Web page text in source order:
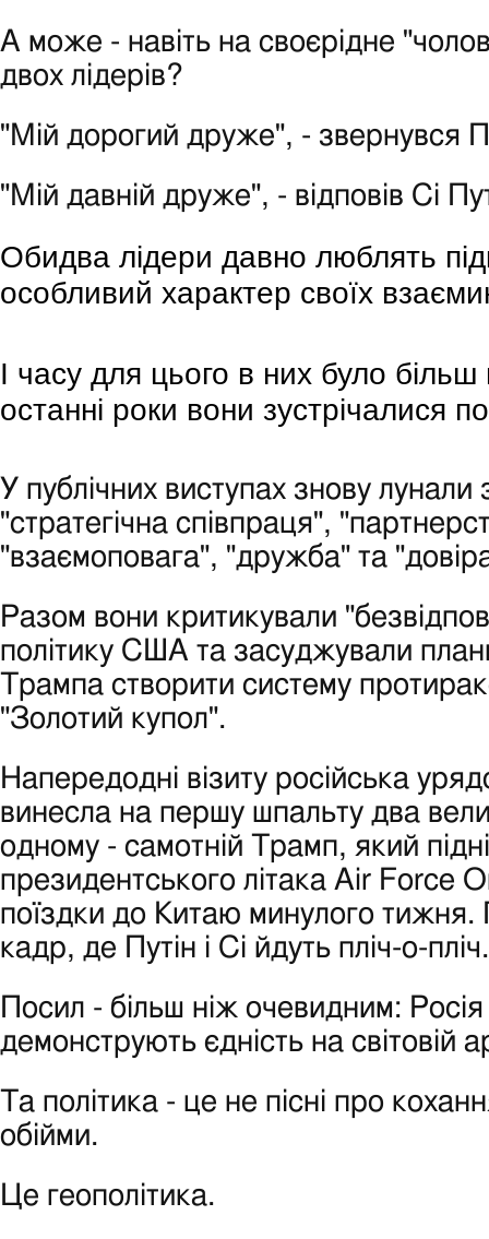
А може - навіть на своєрідне
двох лідерів?
"Мій дорогий друже", - звернувся
"Мій давній друже", - відповів Сі
Обидва лідери давно люблять
особливий характер своїх
І часу для цього в них було більш
останні роки вони зустрічалися
У публічних виступах знову
"стратегічна співпраця",
"взаємоповага", "дружба" та
Разом вони критикували
політику США та засуджували
Трампа створити систему
"Золотий купол".
Напередодні візиту російська
винесла на першу шпальту два
одному - самотній Трамп, який
президентського літака Air Force
поїздки до Китаю минулого тижня.
кадр, де Путін і Сі йдуть пліч-о-пліч.
Посил - більш ніж очевидним: Росія
демонструють єдність на світовій
Та політика - це не пісні про
обійми.
Це геополітика.